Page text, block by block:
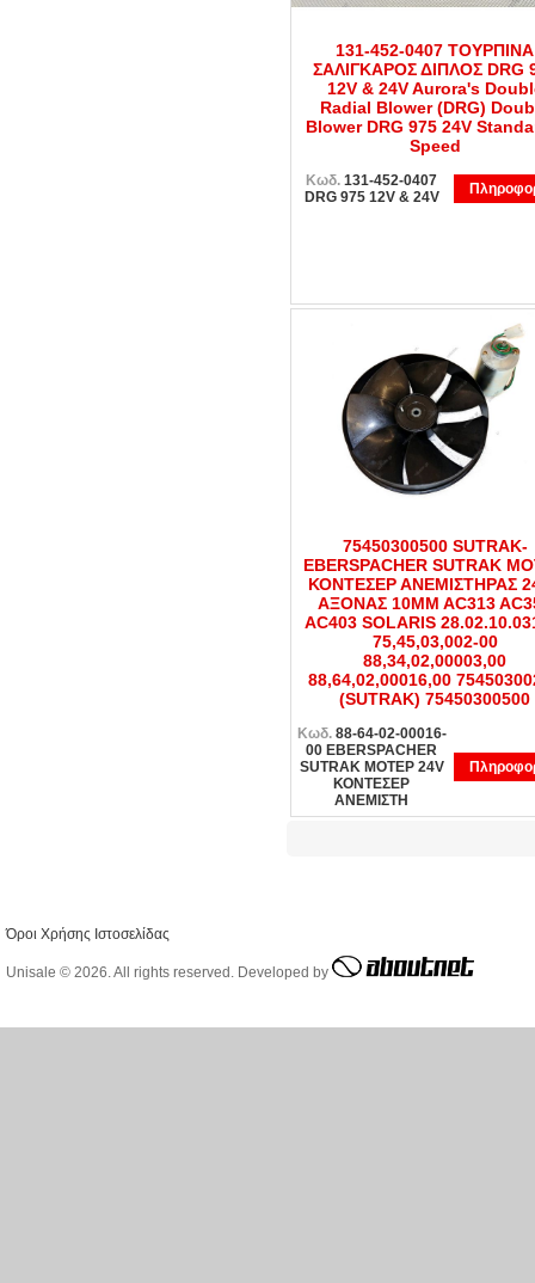
131-452-0407 ΤΟΥΡΠΙΝΑ
ΣΑΛΙΓΚΑΡΟΣ ΔΙΠΛΟΣ DRG
12V & 24V Aurora's
Radial Blower (DRG)
Blower DRG 975 24V
Speed
Κωδ. 131-452-0407
DRG 975 12V & 24V
75450300500 SUTRAK-
EBERSPACHER SUTRAK
ΚΟΝΤΕΣΕΡ ΑΝΕΜΙΣΤΗΡΑΣ
ΑΞΟΝΑΣ 10MM AC313
AC403 SOLARIS
75,45,03,002-00
88,34,02,00003,00
88,64,02,00016,00
(SUTRAK) 75450300500
Κωδ. 88-64-02-00016-
00 EBERSPACHER
SUTRAK ΜΟΤΕΡ 24V
ΚΟΝΤΕΣΕΡ
ΑΝΕΜΙΣΤΗ
Όροι Χρήσης Ιστοσελίδας
Unisale © 2026. All rights reserved. Developed by